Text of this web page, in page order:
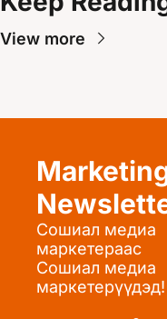
View more
Сошиал медиа
маркетераас
Сошиал медиа
маркетерүүдэд!